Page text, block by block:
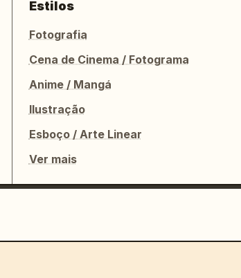
Estilos
Fotografia
Cena de Cinema / Fotograma
Anime / Mangá
Ilustração
Esboço / Arte Linear
Ver mais